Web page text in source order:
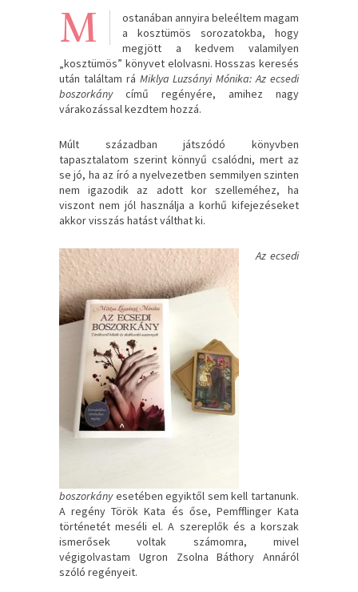
M
ostanában annyira beleéltem magam
a kosztümös sorozatokba, hogy
megjött a kedvem valamilyen
„kosztümös” könyvet elolvasni. Hosszas keresés
után találtam rá Miklya Luzsányi Mónika: Az ecsedi
boszorkány című regényére, amihez nagy
várakozással kezdtem hozzá.
Múlt században játszódó könyvben
tapasztalatom szerint könnyű csalódni, mert az
se jó, ha az író a nyelvezetben semmilyen szinten
nem igazodik az adott kor szelleméhez, ha
viszont nem jól használja a korhű kifejezéseket
akkor visszás hatást válthat ki.
Az ecsedi
boszorkányesetében egyiktől sem kell tartanunk.
A regény Török Kata és őse, Pemfflinger Kata
történetét meséli el. A szereplők és a korszak
ismerősek voltak számomra, mivel
végigolvastam Ugron Zsolna Báthory Annáról
szóló regényeit.